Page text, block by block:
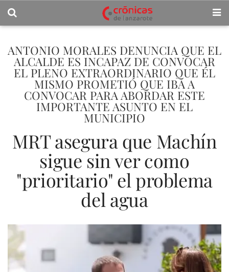
ANTONIO MORALES DENUNCIA QUE EL
ALCALDE ES INCAPAZ DE CONVOCAR
EL PLENO EXTRAORDINARIO QUE ÉL
MISMO PROMETIÓ QUE IBA A
CONVOCAR PARA ABORDAR ESTE
IMPORTANTE ASUNTO EN EL
MUNICIPIO
MRT asegura que Machín
sigue sin ver como
"prioritario" el problema
del agua